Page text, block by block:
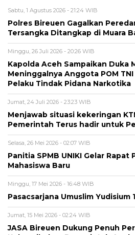
Sabtu, 1 Agustus 2026 - 21:24 WIB
Polres Bireuen Gagalkan
Tersangka Ditangkap di Muara
Minggu, 26 Juli 2026 - 20:26 WIB
Kapolda Aceh Sampaikan Duka
Meninggalnya Anggota POM
Pelaku Tindak Pidana Narkotika
Jumat, 24 Juli 2026 - 23:23 WIB
Menjawab situasi kekeringan
Pemerintah Terus hadir untuk
Selasa, 26 Mei 2026 - 02:07 WIB
Panitia SPMB UNIKI Gelar Rapat
Mahasiswa Baru
Minggu, 17 Mei 2026 - 16:48 WIB
Pasacsarjana Umuslim Yudisium
Jumat, 15 Mei 2026 - 02:24 WIB
JASA Bireuen Dukung Penuh